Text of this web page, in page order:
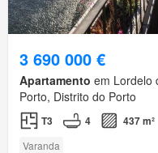
3 690 000 €
Apartamento em Lordelo
Porto, Distrito do Porto
T3 4 437 m²
Varanda